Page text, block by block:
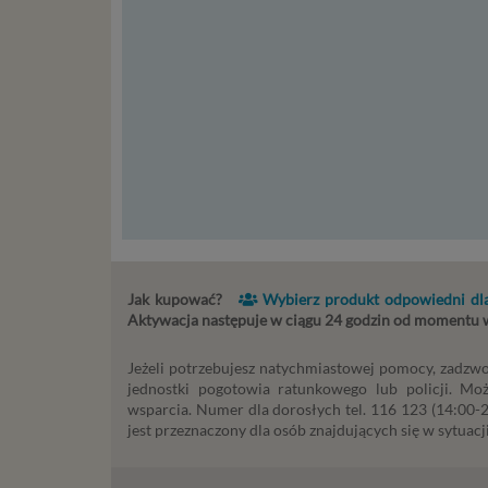
Jak kupować? Wybierz produkt odpowiedni
Aktywacja następuje w ciągu 24 godzin od momentu
Jeżeli potrzebujesz natychmiastowej pomocy,
jednostki pogotowia ratunkowego lub policji.
wsparcia. Numer dla dorosłych tel. 116 123 (14:00-
jest przeznaczony dla osób znajdujących się w
kilka
to